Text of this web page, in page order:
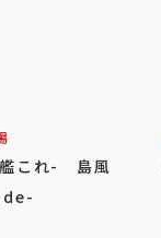
これ- 島風